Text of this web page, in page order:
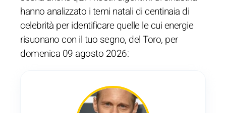
hanno analizzato i temi natali di centinaia di
celebrità per identificare quelle le cui energie
risuonano con il tuo segno, del Toro, per
domenica 09 agosto 2026: